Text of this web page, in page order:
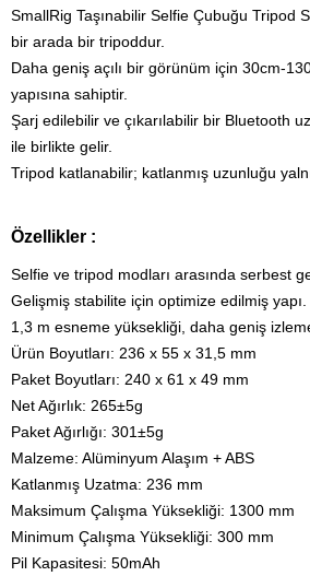
SmallRig Taşınabilir Selfie Çubuğu
bir arada bir tripoddur.
Daha geniş açılı bir görünüm için 30cm-
yapısına sahiptir.
Şarj edilebilir ve çıkarılabilir bir Bluetooth
ile birlikte gelir.
Tripod katlanabilir; katlanmış uzunluğu
Özellikler :
Selfie ve tripod modları arasında serbest
Gelişmiş stabilite için optimize edilmiş yapı.
1,3 m esneme yüksekliği, daha geniş
Ürün Boyutları: 236 x 55 x 31,5 mm
Paket Boyutları: 240 x 61 x 49 mm
Net Ağırlık: 265±5g
Paket Ağırlığı: 301±5g
Malzeme: Alüminyum Alaşım + ABS
Katlanmış Uzatma: 236 mm
Maksimum Çalışma Yüksekliği: 1300 mm
Minimum Çalışma Yüksekliği: 300 mm
Pil Kapasitesi: 50mAh